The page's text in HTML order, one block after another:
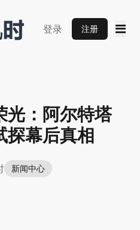
登录 注册
光：阿尔特塔
探幕后真相
新闻中心